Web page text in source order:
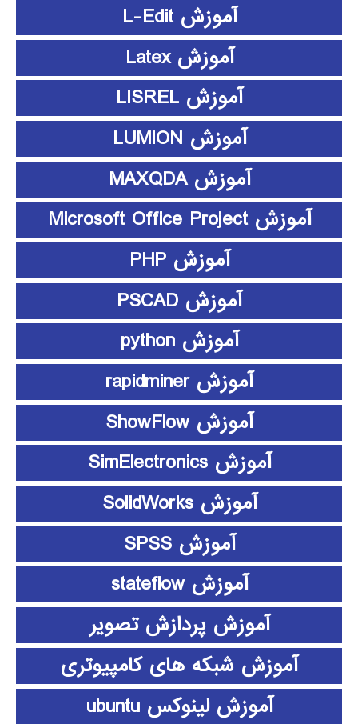
آموزش L-Edit
آموزش Latex
آموزش LISREL
آموزش LUMION
آموزش MAXQDA
آموزش Microsoft Office Project
آموزش PHP
آموزش PSCAD
آموزش python
آموزش rapidminer
آموزش ShowFlow
آموزش SimElectronics
آموزش SolidWorks
آموزش SPSS
آموزش stateflow
آموزش پردازش تصویر
آموزش شبکه های کامپیوتری
آموزش لینوکس ubuntu